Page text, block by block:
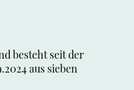
besteht seit der
aus sieben